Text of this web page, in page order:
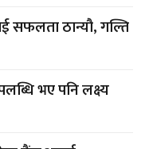
सफलता ठान्यौ, गल्ति
भए पनि लक्ष्य